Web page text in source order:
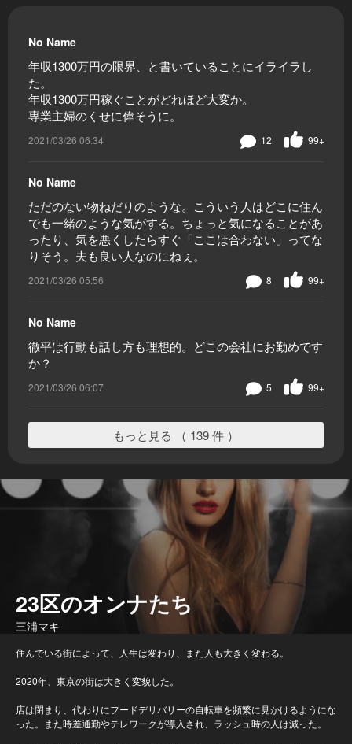
No Name
年収1300万円の限界、と書いていることにイライラし
た。
年収1300万円稼ぐことがどれほど大変か。
専業主婦のくせに偉そうに。
2021/03/26 06:34 99+
12
No Name
ただのない物ねだりのような。こういう人はどこに住ん
でも一緒のような気がする。ちょっと気になることがあ
ったり、気を悪くしたらすぐ「ここは合わない」ってな
りそう。夫も良い人なのにねぇ。
2021/03/26 05:56 99+
8
No Name
徹平は行動も話し方も理想的。どこの会社にお勤めです
か？
2021/03/26 06:07 99+
5
もっと見る （ 139 件 ）
23区のオンナたち
三浦マキ
住んでいる街によって、人生は変わり、また人も大きく変わる。
2020年、東京の街は大きく変貌した。
店は閉まり、代わりにフードデリバリーの自転車を頻繁に見かけるようにな
った。また時差通勤やテレワークが導入され、ラッシュ時の人は減った。